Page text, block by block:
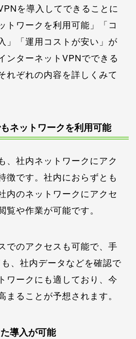
を導入してできることに
トワークを利用可能」「コ
」「運用コストが安い」が
ンターネットVPNでできる
れぞれの内容を詳しくみて
ネットワークを利用可能
、社内ネットワークにアク
徴です。社内におらずとも
内のネットワークにアクセ
覧や作業が可能です。
でのアクセスも可能で、手
、社内データなどを確認で
ワークにも適しており、今
まることが予想されます。
導入が可能